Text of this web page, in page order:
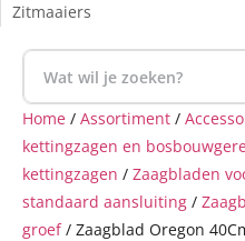
Zitmaaiers
Home / Assortiment /
kettingzagen en
kettingzagen / Zaagbladen
standaard aansluiting /
groef/ Zaagblad Oregon